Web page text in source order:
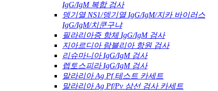
IgG/IgM 복합 검사
뎅기열 NS1/뎅기열 IgG/IgM/지카 바이러스
IgG/IgM/치쿤구냐
필라리아증 항체 IgG/IgM 검사
지아르디아 람블리아 항원 검사
리슈마니아 IgG/IgM 검사
렙토스피라 IgG/IgM 검사
말라리아 Ag Pf 테스트 카세트
말라리아 Ag Pf/Pv 삼선 검사 카세트